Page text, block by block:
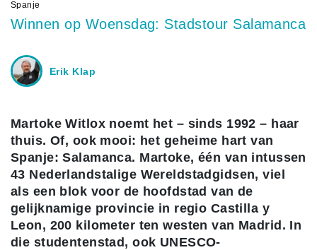
Spanje
Winnen op Woensdag: Stadstour Salamanca
Erik Klap
Martoke Witlox noemt het – sinds 1992 – haar
thuis. Of, ook mooi: het geheime hart van
Spanje: Salamanca. Martoke, één van intussen
43 Nederlandstalige Wereldstadgidsen, viel
als een blok voor de hoofdstad van de
gelijknamige provincie in regio Castilla y
Leon, 200 kilometer ten westen van Madrid. In
die studentenstad, ook UNESCO-